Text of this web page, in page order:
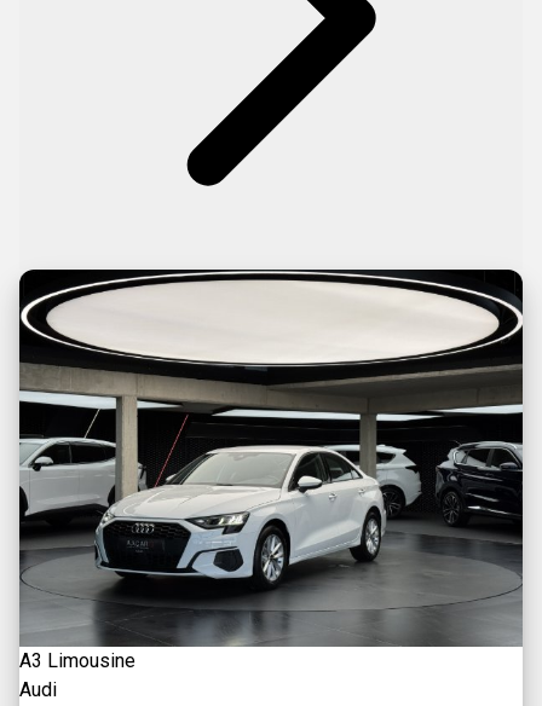
A3 Limousine
Audi